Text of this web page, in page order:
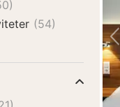
(54)